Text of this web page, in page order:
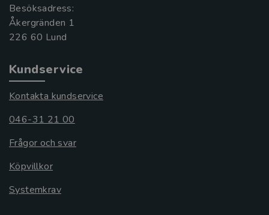
Besöksadress:
Åkergränden 1
Kundservice
Kontakta kundservice
046-31 21 00
Frågor och svar
Köpvillkor
Systemkrav